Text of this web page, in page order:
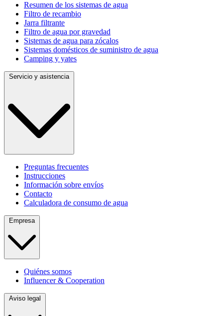
Resumen de los sistemas de agua
Filtro de recambio
Jarra filtrante
Filtro de agua por gravedad
Sistemas de agua para zócalos
Sistemas domésticos de suministro de agua
Camping y yates
Servicio y asistencia
Preguntas frecuentes
Instrucciones
Información sobre envíos
Contacto
Calculadora de consumo de agua
Empresa
Quiénes somos
Influencer & Cooperation
Aviso legal